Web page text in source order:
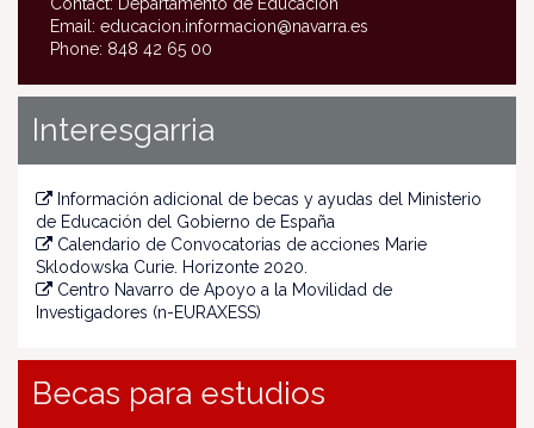
Email: educacion.informacion@navarra.es
Phone: 848 42 65 00
Interesgarria
Información adicional de becas y ayudas del Ministerio
de Educación del Gobierno de España
Calendario de Convocatorias de acciones Marie
Sklodowska Curie. Horizonte 2020.
Centro Navarro de Apoyo a la Movilidad de
Investigadores (n-EURAXESS)
Becas para estudios